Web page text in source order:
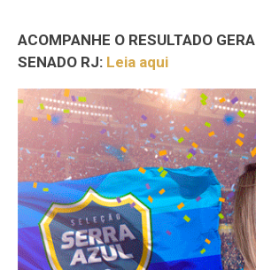
ACOMPANHE O RESULTADO
SENADO RJ: Leia aqui